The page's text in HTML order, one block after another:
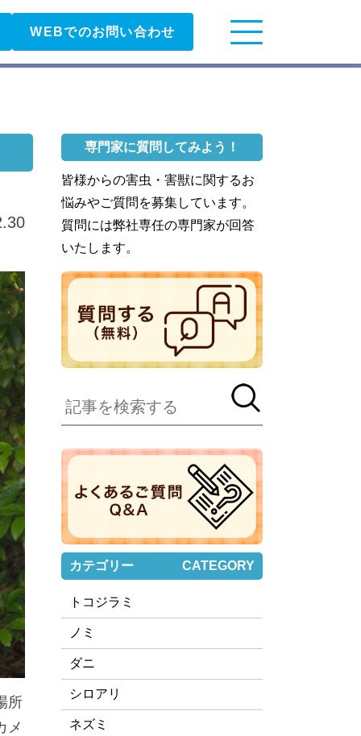
WEBでのお問い合わせ
所
メ
専門家に質問してみよう！
皆様からの害虫・害獣に関するお
悩みやご質問を募集しています。
質問には弊社専任の専門家が回答
いたします。
カテゴリー CATEGORY
トコジラミ
ノミ
ダニ
シロアリ
ネズミ